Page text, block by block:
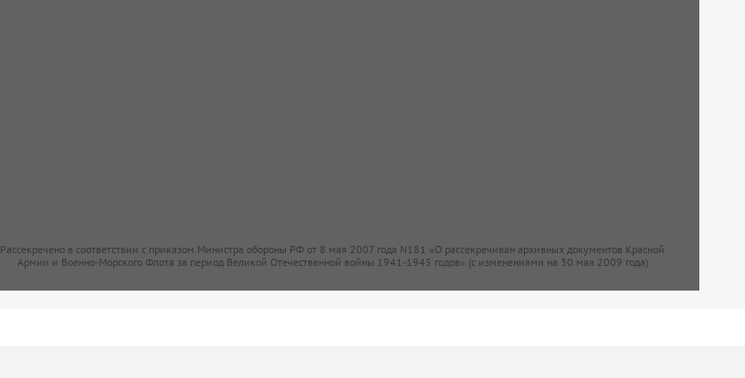
Рассекречено в соответствии с приказом Министра обороны РФ от 8 мая 2007 года N181 «О рассекречиван архивных документов Красной
Армии и Военно-Морского Флота за период Великой Отечественной войны 1941-1945 годов» (с изменениями на 30 мая 2009 года)